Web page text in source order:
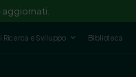
e Sviluppo Biblioteca